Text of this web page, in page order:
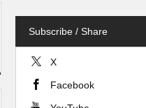
Subscribe / Share
X
Facebook